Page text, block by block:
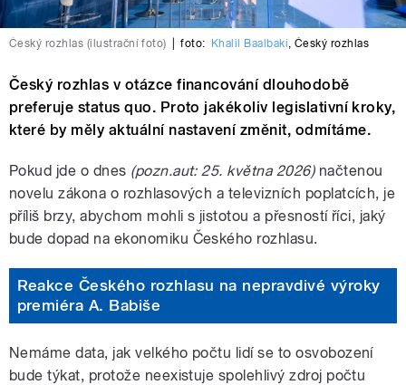
Český rozhlas (ilustrační foto) foto: Khalil Baalbaki Český rozhlas
Český rozhlas v otázce financování dlouhodobě
preferuje status quo. Proto jakékoliv legislativní kroky,
které by měly aktuální nastavení změnit, odmítáme.
Pokud jde o dnes (pozn.aut: 25. května 2026)načtenou
novelu zákona o rozhlasových a televizních poplatcích, je
příliš brzy, abychom mohli s jistotou a přesností říci, jaký
bude dopad na ekonomiku Českého rozhlasu.
Reakce Českého rozhlasu na nepravdivé výroky
premiéra A. Babiše
Nemáme data, jak velkého počtu lidí se to osvobození
bude týkat, protože neexistuje spolehlivý zdroj počtu